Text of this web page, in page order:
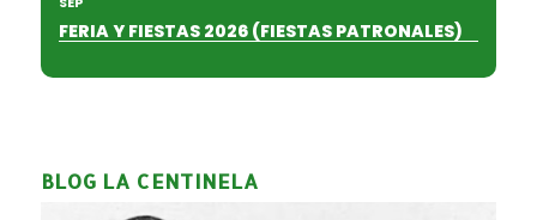
FERIA Y FIESTAS 2026 (FIESTAS PATRONALES)
BLOG LA CENTINELA